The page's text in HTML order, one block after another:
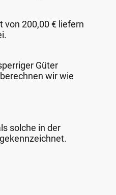
von 200,00 € liefern
Güter
wir wie
solche in der